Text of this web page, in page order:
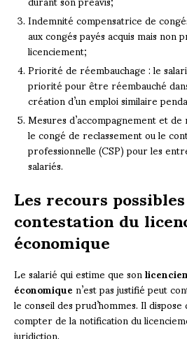
Indemnité compensatrice de
aux congés payés acquis mais non
licenciement;
Priorité de réembauchage : le
priorité pour être réembauché
création d’un emploi similaire
Mesures d’accompagnement et
le congé de reclassement ou le
professionnelle (CSP) pour les
salariés.
Les recours
contestation du
économique
Le salarié qui estime que son
économiquen’est pas justifié peut
le conseil des prud’hommes. Il dispose
compter de la notification du